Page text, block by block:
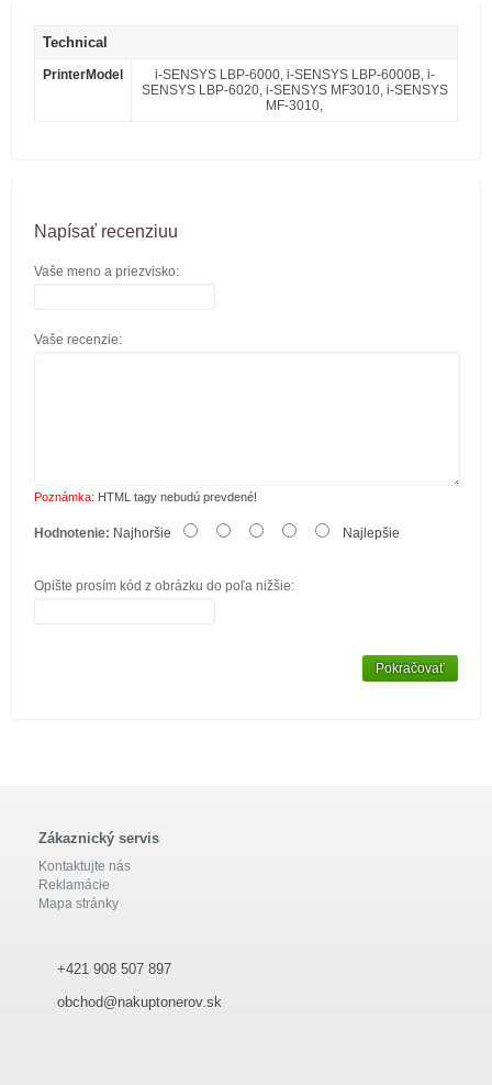
Technical
PrinterModel
i-SENSYS LBP-6000, i-SENSYS LBP-6000B, i-
SENSYS LBP-6020, i-SENSYS MF3010, i-SENSYS
MF-3010,
Napísať recenziuu
Vaše meno a priezvisko:
Vaše recenzie:
Poznámka: HTML tagy nebudú prevdené!
Hodnotenie: Najhoršie Najlepšie
Opište prosím kód z obrázku do poľa nižšie:
Pokračovať
Zákaznický servis
Kontaktujte nás
Reklamácie
Mapa stránky
+421 908 507 897
obchod@nakuptonerov.sk